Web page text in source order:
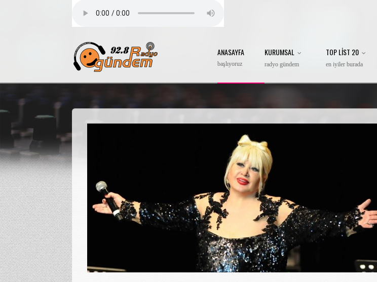
ANASAYFA
başlıyoruz
KURUMSAL
radyo gündem
TOP LIST 20
en iyiler burada